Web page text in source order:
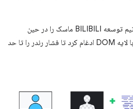
پس از کاهش اندازه ماسک، تیم توسعه BILIBILI ماسک را در حین
ترکیب کردن کشیده و آن را با لایه DOM ادغام کرد تا فشار رندر را تا حد